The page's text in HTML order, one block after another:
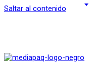
Saltar al contenido